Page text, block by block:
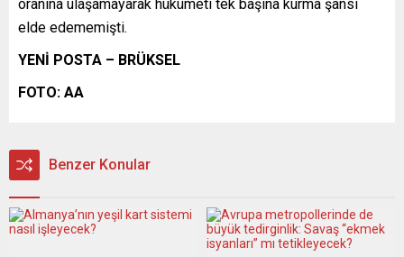
oranına ulaşamayarak hükümeti tek başına kurma şansı
elde edememişti.
YENİ POSTA – BRÜKSEL
FOTO: AA
Benzer Konular